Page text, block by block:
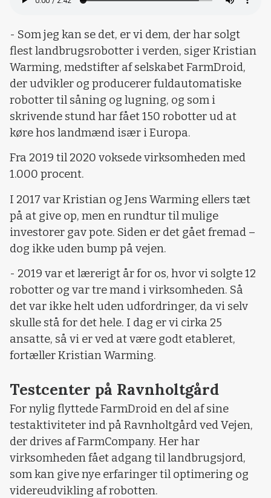
- Som jeg kan se det, er vi dem, der har solgt
flest landbrugsrobotter i verden, siger Kristian
Warming, medstifter af selskabet FarmDroid,
der udvikler og producerer fuldautomatiske
robotter til såning og lugning, og som i
skrivende stund har fået 150 robotter ud at
køre hos landmænd især i Europa.
Fra 2019 til 2020 voksede virksomheden med
1.000 procent.
I 2017 var Kristian og Jens Warming ellers tæt
på at give op, men en rundtur til mulige
investorer gav pote. Siden er det gået fremad –
dog ikke uden bump på vejen.
- 2019 var et lærerigt år for os, hvor vi solgte 12
robotter og var tre mand i virksomheden. Så
det var ikke helt uden udfordringer, da vi selv
skulle stå for det hele. I dag er vi cirka 25
ansatte, så vi er ved at være godt etableret,
fortæller Kristian Warming.
Testcenter på Ravnholtgård
For nylig flyttede FarmDroid en del af sine
testaktiviteter ind på Ravnholtgård ved Vejen,
der drives af FarmCompany. Her har
virksomheden fået adgang til landbrugsjord,
som kan give nye erfaringer til optimering og
videreudvikling af robotten.